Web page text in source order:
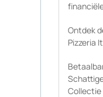
Ontdek
Pizzeria
Collectie